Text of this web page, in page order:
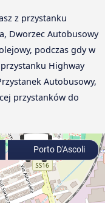
z przystanku
Dworzec Autobusowy
podczas gdy w
Highway
Autobusowy,
przystanków do
Porto D'Ascoli